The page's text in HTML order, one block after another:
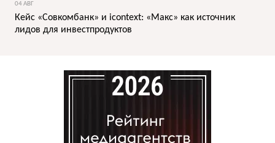
04 АВГ
Кейс «Совкомбанк» и icontext: «Макс» как источник
лидов для инвестпродуктов